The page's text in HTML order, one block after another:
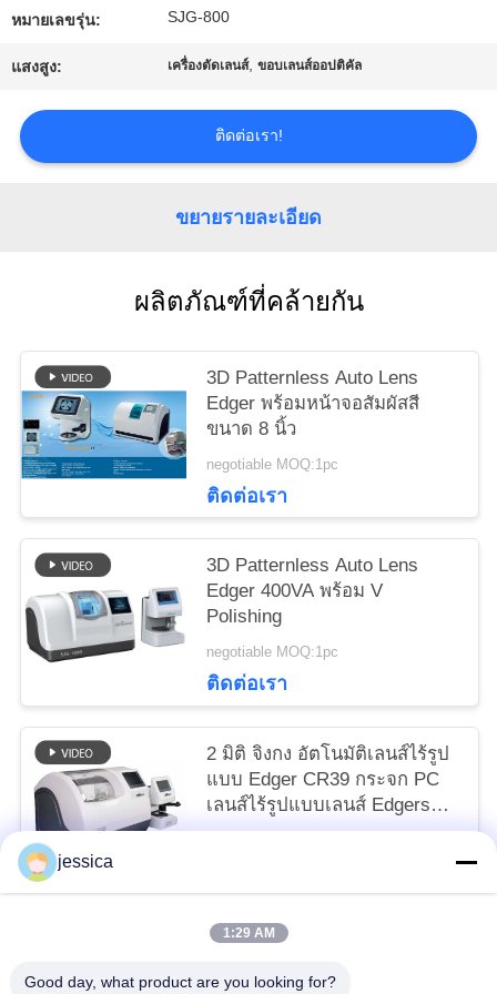
ใบ
เสนอ
ราคา
POLICY
หมายเลขรุ่น: SJG-800
แสงสูง: เครื่องตัดเลนส์,ขอบเลนส์ออปติคัล
ติดต่อเรา!
ขยายรายละเอียด
ผลิตภัณฑ์ที่คล้ายกัน
3D Patternless Auto Lens
Edger พร้อมหน้าจอสัมผัสสี
ขนาด 8 นิ้ว
negotiable MOQ:1pc
ติดต่อเรา
3D Patternless Auto Lens
Edger 400VA พร้อม V
Polishing
negotiable MOQ:1pc
ติดต่อเรา
2 มิติ จิงกง อัตโนมัติเลนส์ไร้รูป
แบบ Edger CR39 กระจก PC
เลนส์ไร้รูปแบบเลนส์ Edgers
SJG-900AD ทนทานกับสแกน
jessica
1:29 AM
Good day, what product are you looking for?